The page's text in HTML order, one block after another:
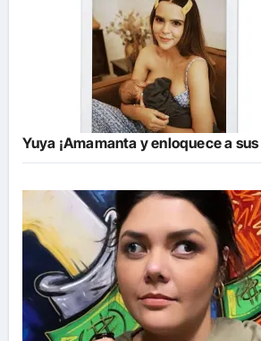
Yuya ¡Amamanta y enloquece a